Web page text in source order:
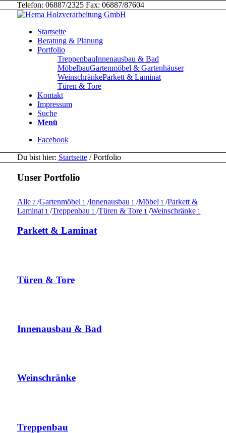
Telefon: 06887/2325 Fax: 06887/87604
Startseite
Beratung & Planung
Portfolio
TreppenbauInnenausbau & Bad
MöbelbauGartenmöbel & Gartenhäuser
WeinschränkeParkett & Laminat
Türen & Tore
Kontakt
Impressum
Suche
Menü
Facebook
Du bist hier: Startseite / Portfolio
Unser Portfolio
Alle7 /Gartenmöbel1 /Innenausbau1 /Möbel1 /Parkett &
Laminat1 /Treppenbau1 /Türen & Tore1 /Weinschränke1
Parkett & Laminat
Türen & Tore
Innenausbau & Bad
Weinschränke
Treppenbau